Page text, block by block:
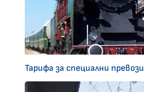
Тарифа за специални превози